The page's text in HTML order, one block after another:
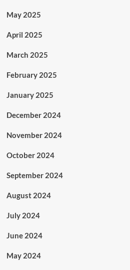
May 2025
April 2025
March 2025
February 2025
January 2025
December 2024
November 2024
October 2024
September 2024
August 2024
July 2024
June 2024
May 2024